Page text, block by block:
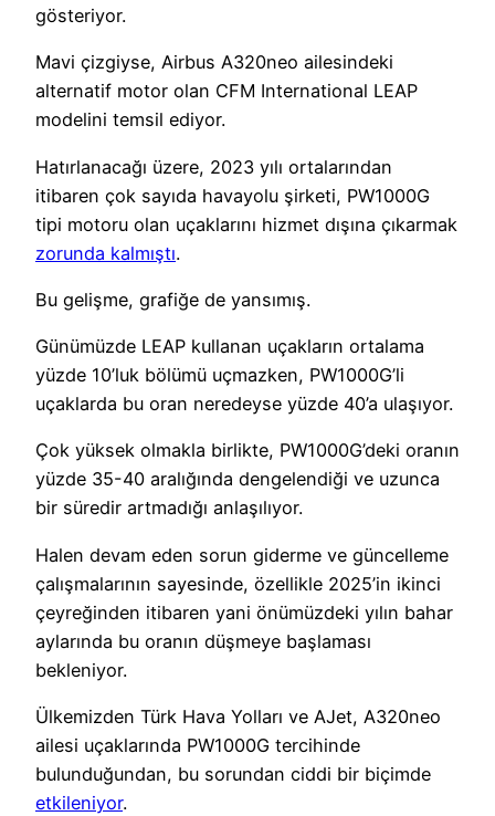
gösteriyor.
Mavi çizgiyse, Airbus A320neo ailesindeki
alternatif motor olan CFM International LEAP
modelini temsil ediyor.
Hatırlanacağı üzere, 2023 yılı ortalarından
itibaren çok sayıda havayolu şirketi, PW1000G
tipi motoru olan uçaklarını hizmet dışına çıkarmak
zorunda kalmıştı.
Bu gelişme, grafiğe de yansımış.
Günümüzde LEAP kullanan uçakların ortalama
yüzde 10’luk bölümü uçmazken, PW1000G’li
uçaklarda bu oran neredeyse yüzde 40’a ulaşıyor.
Çok yüksek olmakla birlikte, PW1000G’deki oranın
yüzde 35-40 aralığında dengelendiği ve uzunca
bir süredir artmadığı anlaşılıyor.
Halen devam eden sorun giderme ve güncelleme
çalışmalarının sayesinde, özellikle 2025’in ikinci
çeyreğinden itibaren yani önümüzdeki yılın bahar
aylarında bu oranın düşmeye başlaması
bekleniyor.
Ülkemizden Türk Hava Yolları ve AJet, A320neo
ailesi uçaklarında PW1000G tercihinde
bulunduğundan, bu sorundan ciddi bir biçimde
etkileniyor.